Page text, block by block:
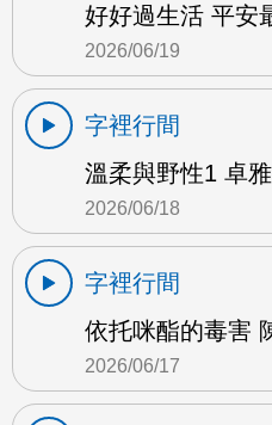
好好過生活 平安
2026/06/19
字裡行間
溫柔與野性1 卓
2026/06/18
字裡行間
依托咪酯的毒害
2026/06/17